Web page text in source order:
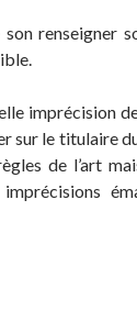
renseigner
imprécision
sur le titulaire
de l’art